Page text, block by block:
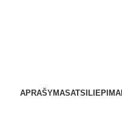
APRAŠYMAS